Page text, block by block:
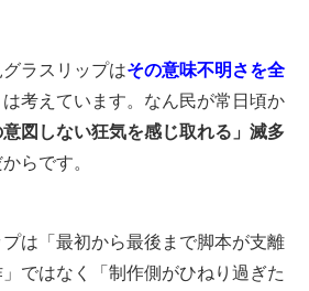
ラスリップはその意味不明さを全
は考えています。なん民が常日頃か
意図しない狂気を感じ取れる」滅多
らです。
は「最初から最後まで脚本が支離
ではなく「制作側がひねり過ぎた